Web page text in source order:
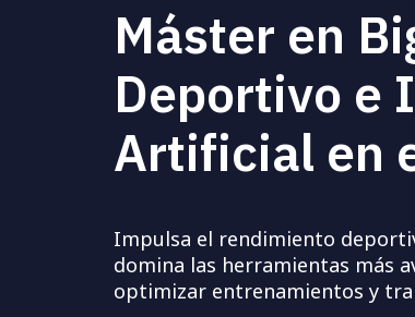
Máster en
Deportivo e
Artificial en
Impulsa el rendimiento
domina las herramientas más
optimizar entrenamientos y